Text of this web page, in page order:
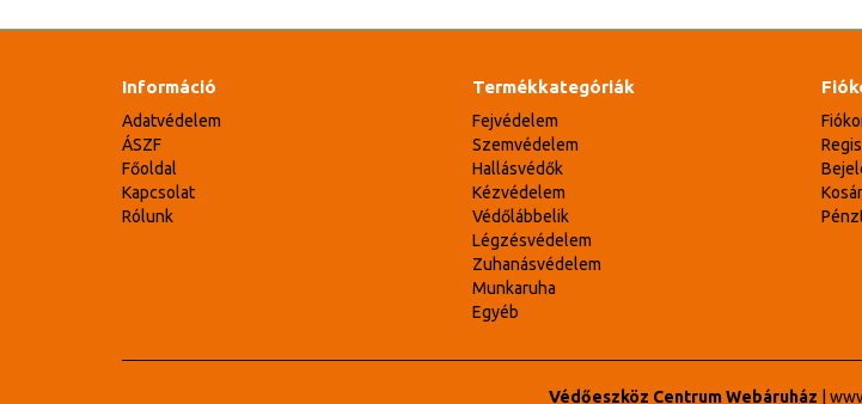
Információ
Adatvédelem
ÁSZF
Főoldal
Kapcsolat
Rólunk
Termékkategóriák
Fejvédelem
Szemvédelem
Hallásvédők
Kézvédelem
Védőlábbelik
Légzésvédelem
Zuhanásvédelem
Munkaruha
Egyéb
Kosár
Védőeszköz Centrum Webáruház